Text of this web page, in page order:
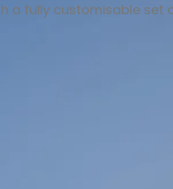
a fully customisable set